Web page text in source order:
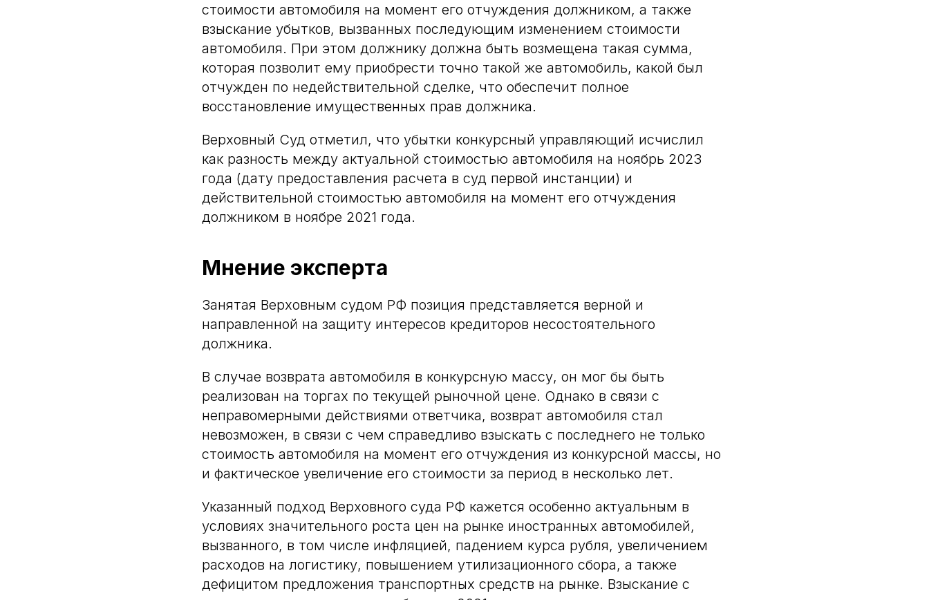
стоимости автомобиля на момент его отчуждения должником, а также
взыскание убытков, вызванных последующим изменением стоимости
автомобиля. При этом должнику должна быть возмещена такая сумма,
которая позволит ему приобрести точно такой же автомобиль, какой был
отчужден по недействительной сделке, что обеспечит полное
восстановление имущественных прав должника.
Верховный Суд отметил, что убытки конкурсный управляющий исчислил
как разность между актуальной стоимостью автомобиля на ноябрь 2023
года (дату предоставления расчета в суд первой инстанции) и
действительной стоимостью автомобиля на момент его отчуждения
должником в ноябре 2021 года.
Мнение эксперта
Занятая Верховным судом РФ позиция представляется верной и
направленной на защиту интересов кредиторов несостоятельного
должника.
В случае возврата автомобиля в конкурсную массу, он мог бы быть
реализован на торгах по текущей рыночной цене. Однако в связи с
неправомерными действиями ответчика, возврат автомобиля стал
невозможен, в связи с чем справедливо взыскать с последнего не только
стоимость автомобиля на момент его отчуждения из конкурсной массы, но
и фактическое увеличение его стоимости за период в несколько лет.
Указанный подход Верховного суда РФ кажется особенно актуальным в
условиях значительного роста цен на рынке иностранных автомобилей,
вызванного, в том числе инфляцией, падением курса рубля, увеличением
расходов на логистику, повышением утилизационного сбора, а также
дефицитом предложения транспортных средств на рынке. Взыскание с